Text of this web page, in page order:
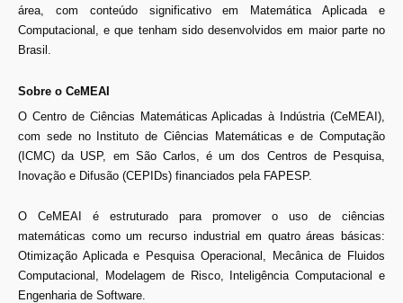
área, com conteúdo significativo em Matemática Aplicada e
Computacional, e que tenham sido desenvolvidos em maior parte no
Brasil.
Sobre o CeMEAI
O Centro de Ciências Matemáticas Aplicadas à Indústria (CeMEAI),
com sede no Instituto de Ciências Matemáticas e de Computação
(ICMC) da USP, em São Carlos, é um dos Centros de Pesquisa,
Inovação e Difusão (CEPIDs) financiados pela FAPESP.
O CeMEAI é estruturado para promover o uso de ciências
matemáticas como um recurso industrial em quatro áreas básicas:
Otimização Aplicada e Pesquisa Operacional, Mecânica de Fluidos
Computacional, Modelagem de Risco, Inteligência Computacional e
Engenharia de Software.